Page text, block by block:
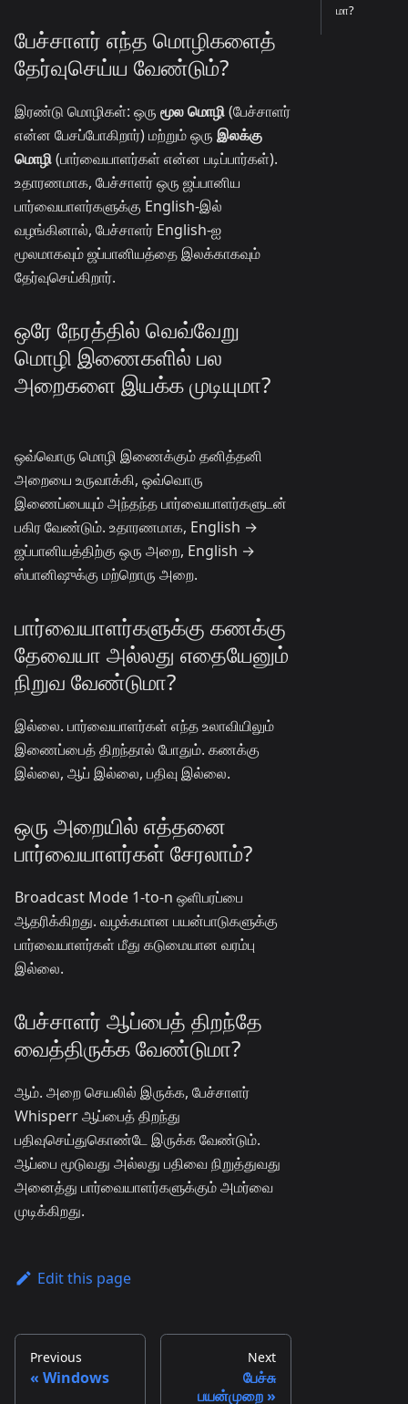
பேச்சாளர் எந்த மொழிகளைத்
தேர்வுசெய்ய வேண்டும்?
இரண்டு மொழிகள்: ஒரு மூல மொழி(பேச்சாளர்
என்ன பேசப்போகிறார்) மற்றும் ஒரு இலக்கு
மொழி(பார்வையாளர்கள் என்ன படிப்பார்கள்).
உதாரணமாக, பேச்சாளர் ஒரு ஜப்பானிய
பார்வையாளர்களுக்கு English-இல்
வழங்கினால், பேச்சாளர் English-ஐ
மூலமாகவும் ஜப்பானியத்தை இலக்காகவும்
தேர்வுசெய்கிறார்.
ஒரே நேரத்தில் வெவ்வேறு
மொழி இணைகளில் பல
அறைகளை இயக்க முடியுமா?
ஒவ்வொரு மொழி இணைக்கும் தனித்தனி
அறையை உருவாக்கி, ஒவ்வொரு
இணைப்பையும் அந்தந்த பார்வையாளர்களுடன்
பகிர வேண்டும். உதாரணமாக, English →
ஜப்பானியத்திற்கு ஒரு அறை, English →
ஸ்பானிஷுக்கு மற்றொரு அறை.
பார்வையாளர்களுக்கு கணக்கு
தேவையா அல்லது எதையேனும்
நிறுவ வேண்டுமா?
இல்லை. பார்வையாளர்கள் எந்த உலாவியிலும்
இணைப்பைத் திறந்தால் போதும். கணக்கு
இல்லை, ஆப் இல்லை, பதிவு இல்லை.
ஒரு அறையில் எத்தனை
பார்வையாளர்கள் சேரலாம்?
Broadcast Mode 1-to-n ஒளிபரப்பை
ஆதரிக்கிறது. வழக்கமான பயன்பாடுகளுக்கு
பார்வையாளர்கள் மீது கடுமையான வரம்பு
இல்லை.
பேச்சாளர் ஆப்பைத் திறந்தே
வைத்திருக்க வேண்டுமா?
ஆம். அறை செயலில் இருக்க, பேச்சாளர்
Whisperr ஆப்பைத் திறந்து
பதிவுசெய்துகொண்டே இருக்க வேண்டும்.
ஆப்பை மூடுவது அல்லது பதிவை நிறுத்துவது
அனைத்து பார்வையாளர்களுக்கும் அமர்வை
முடிக்கிறது.
Edit this page
Previous
Windows
Next
பேச்சு
பயன்முறை
மா?